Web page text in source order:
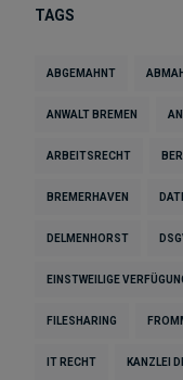
TAGS
ABGEMAHNT
ANWALT BREMEN
ARBEITSRECHT
BREMERHAVEN
DELMENHORST
EINSTWEILIGE
FILESHARING
IT RECHT KANZLEI